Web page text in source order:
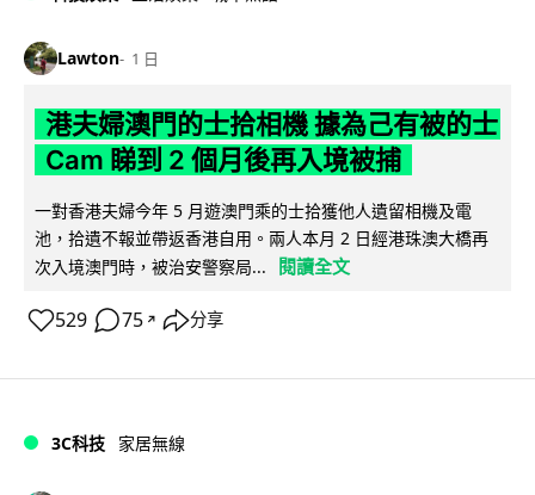
Lawton 1 日
港夫婦澳門的士拾相機 據為己有被的士
Cam 睇到 2 個月後再入境被捕
一對香港夫婦今年 5 月遊澳門乘的士拾獲他人遺留相機及電
池，拾遺不報並帶返香港自用。兩人本月 2 日經港珠澳大橋再
次入境澳門時，被治安警察局...
閱讀全文
529 75 ↗ 分享
3C科技 家居無線